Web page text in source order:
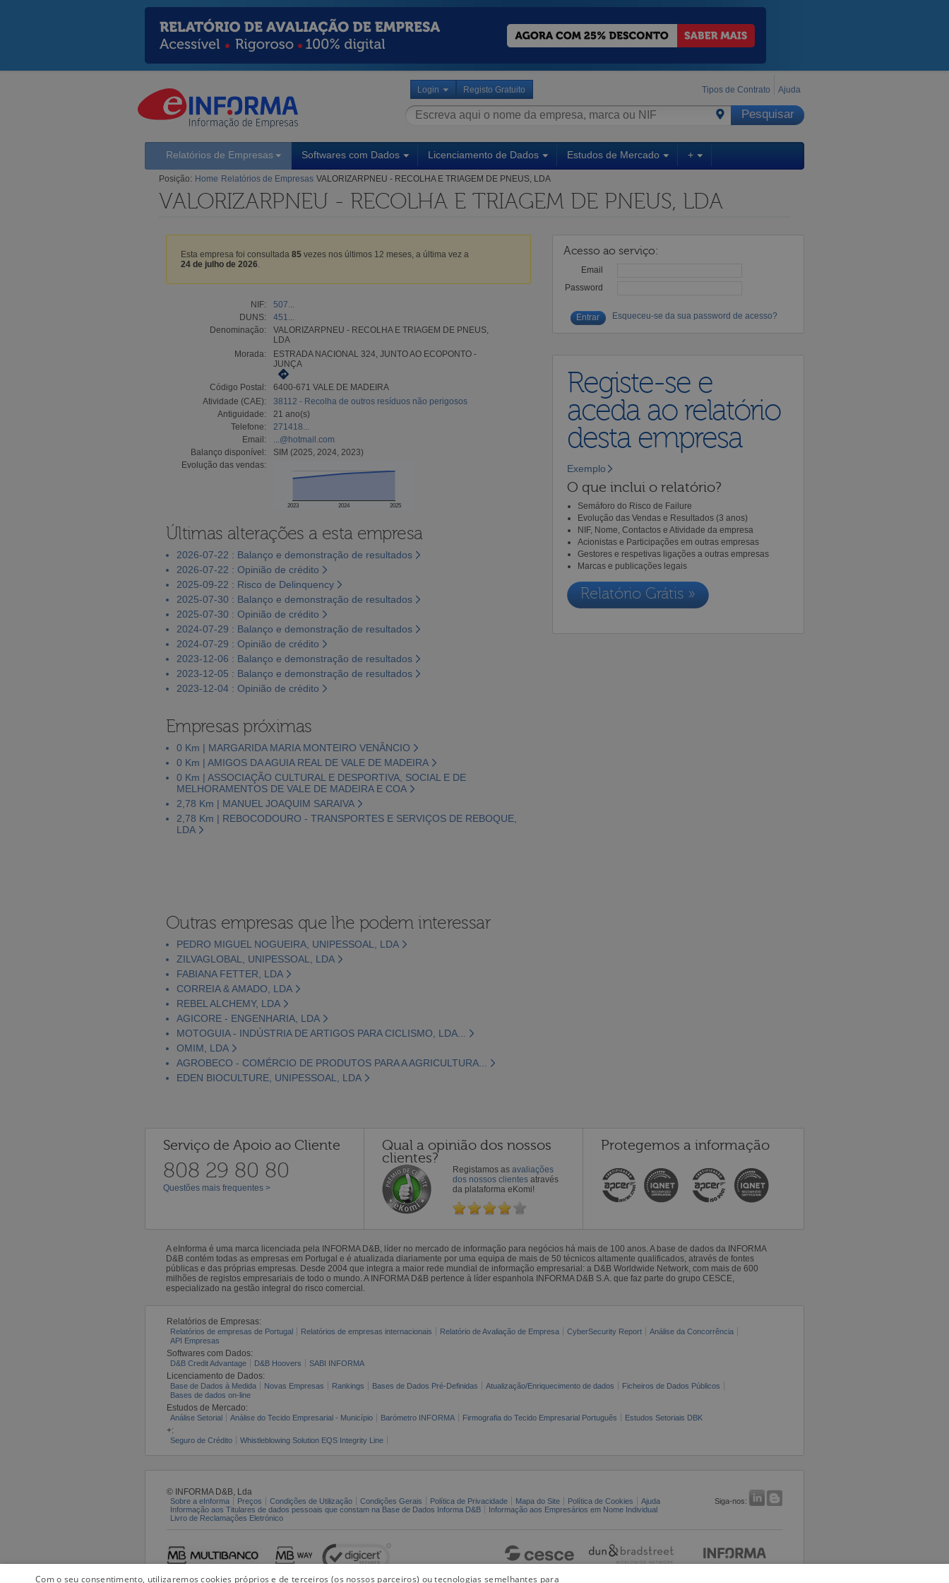
Login Registo Gratuito Tipos de Contrato Ajuda
Relatórios de Empresas Softwares com Dados Licenciamento de Dados Estudos de Mercado +
Posição: Home Relatórios de Empresas VALORIZARPNEU - RECOLHA E TRIAGEM DE PNEUS, LDA
VALORIZARPNEU - RECOLHA E TRIAGEM DE PNEUS, LDA
Esta empresa foi consultada 85 vezes nos últimos 12 meses, a última vez a
24 de julho de 2026
NIF:
507...
DUNS:
451...
Denominação:
VALORIZARPNEU - RECOLHA E TRIAGEM DE PNEUS,
LDA
Morada:
ESTRADA NACIONAL 324, JUNTO AO ECOPONTO -
JUNÇA
Código Postal:
6400-671 VALE DE MADEIRA
Atividade (CAE):
38112 - Recolha de outros resíduos não perigosos
Antiguidade:
21 ano(s)
Telefone:
271418...
Email:
...@hotmail.com
Balanço disponível:
SIM (2025, 2024, 2023)
Evolução das vendas:
2023 2024 2025
Últimas alterações a esta empresa
2026-07-22 : Balanço e demonstração de resultados
2026-07-22 : Opinião de crédito
2025-09-22 : Risco de Delinquency
2025-07-30 : Balanço e demonstração de resultados
2025-07-30 : Opinião de crédito
2024-07-29 : Balanço e demonstração de resultados
2024-07-29 : Opinião de crédito
2023-12-06 : Balanço e demonstração de resultados
2023-12-05 : Balanço e demonstração de resultados
2023-12-04 : Opinião de crédito
Empresas próximas
0 Km | MARGARIDA MARIA MONTEIRO VENÂNCIO
0 Km | AMIGOS DA AGUIA REAL DE VALE DE MADEIRA
0 Km | ASSOCIAÇÃO CULTURAL E DESPORTIVA, SOCIAL E DE
MELHORAMENTOS DE VALE DE MADEIRA E COA
2,78 Km | MANUEL JOAQUIM SARAIVA
2,78 Km | REBOCODOURO - TRANSPORTES E SERVIÇOS DE REBOQUE,
LDA
Acesso ao serviço:
Email
Password
Esqueceu-se da sua password de acesso?
Registe-se e
aceda ao relatório
desta empresa
Exemplo
O que inclui o relatório?
Semáforo do Risco de Failure
Evolução das Vendas e Resultados (3 anos)
NIF, Nome, Contactos e Atividade da empresa
Acionistas e Participações em outras empresas
Gestores e respetivas ligações a outras empresas
Marcas e publicações legais
Relatório Grátis »
Outras empresas que lhe podem interessar
PEDRO MIGUEL NOGUEIRA, UNIPESSOAL, LDA
ZILVAGLOBAL, UNIPESSOAL, LDA
FABIANA FETTER, LDA
CORREIA & AMADO, LDA
REBEL ALCHEMY, LDA
AGICORE - ENGENHARIA, LDA
MOTOGUIA - INDÚSTRIA DE ARTIGOS PARA CICLISMO, LDA...
OMIM, LDA
AGROBECO - COMÉRCIO DE PRODUTOS PARA A AGRICULTURA...
EDEN BIOCULTURE, UNIPESSOAL, LDA
Serviço de Apoio ao Cliente
808 29 80 80
Questões mais frequentes >
Qual a opinião dos nossos
clientes?
Registamos as avaliações
dos nossos clientes através
da plataforma eKomi!
Protegemos a informação
A eInforma é uma marca licenciada pela INFORMA D&B, líder no mercado de informação para negócios há mais de 100 anos. A base de dados da INFORMA
D&B contém todas as empresas em Portugal e é atualizada diariamente por uma equipa de mais de 50 técnicos altamente qualificados, através de fontes
públicas e das próprias empresas. Desde 2004 que integra a maior rede mundial de informação empresarial: a D&B Worldwide Network, com mais de 600
milhões de registos empresariais de todo o mundo. A INFORMA D&B pertence à líder espanhola INFORMA D&B S.A. que faz parte do grupo CESCE,
especializado na gestão integral do risco comercial.
Relatórios de Empresas:
Relatórios de empresas de Portugal Relatórios de empresas internacionais Relatório de Avaliação de Empresa CyberSecurity Report
Análise da Concorrência
API Empresas
Softwares com Dados:
D&B Credit Advantage D&B Hoovers SABI INFORMA
Licenciamento de Dados:
Base de Dados à Medida Novas Empresas Rankings Bases de Dados Pré-Definidas Atualização/Enriquecimento de dados
Ficheiros de Dados Públicos
Bases de dados on-line
Estudos de Mercado:
Análise Setorial Análise do Tecido Empresarial - Município Barómetro INFORMA Firmografia do Tecido Empresarial Português Estudos Setoriais DBK
+:
Seguro de Crédito Whistleblowing Solution EQS Integrity Line
© INFORMA D&B, Lda
Sobre a eInforma Preços Condições de Utilização Condições Gerais Política de Privacidade Mapa do Site Política de Cookies Ajuda
Siga-nos:
Informação aos Titulares de dados pessoais que constam na Base de Dados Informa D&B
Informação aos Empresários em Nome Individual
Livro de Reclamações Eletrónico
Com o seu consentimento, utilizaremos cookies próprios e de terceiros (os nossos parceiros) ou tecnologias semelhantes para